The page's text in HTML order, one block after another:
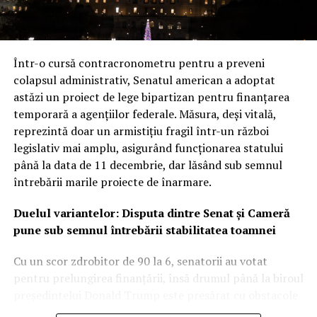
Într-o cursă contracronometru pentru a preveni
colapsul administrativ, Senatul american a adoptat
astăzi un proiect de lege bipartizan pentru finanțarea
temporară a agențiilor federale. Măsura, deși vitală,
reprezintă doar un armistițiu fragil într-un război
legislativ mai amplu, asigurând funcționarea statului
până la data de 11 decembrie, dar lăsând sub semnul
întrebării marile proiecte de înarmare.
Duelul variantelor: Disputa dintre Senat și Cameră
pune sub semnul întrebării stabilitatea toamnei
Cu un scor zdrobitor de 90 la 6, senatorii au votat
pentru prelungirea finanțării, însă drumul până la biroul
politice. Camera Reprezentanților a avansat anterior